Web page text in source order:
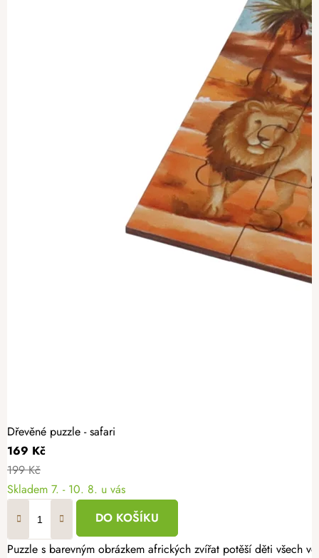
Dřevěné puzzle - safari
169 Kč
199 Kč
Skladem 7. - 10. 8. u vás
DO KOŠÍKU
Puzzle s barevným obrázkem afrických zvířat potěší děti všech